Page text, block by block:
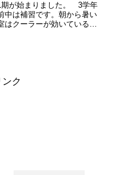
期が始まりました。 3学年
中は補習です。朝から暑い
はクーラーが効いているの
ク